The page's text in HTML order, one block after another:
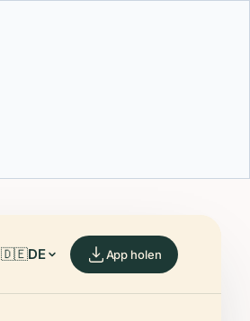
🇩🇪DE App holen